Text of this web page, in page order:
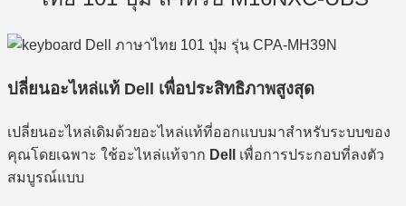
ปลี่ยนอะไหล่แท้ Dell เพื่อประสิทธิภาพสูงสุด
เปลี่ยนอะไหล่เดิมด้วยอะไหล่แท้ที่ออกแบบมาสำหรับระบบของ
คุณโดยเฉพาะ ใช้อะไหล่แท้จาก Dell
เพื่อการประกอบที่ลงตัว
สมบูรณ์แบบ